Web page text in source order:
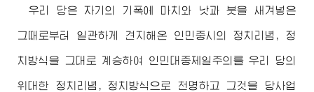
우리 당은 자기의 기폭에 마치와 낫과 붓을 새겨넣은
그때로부터 일관하게 견지해온 인민중시의 정치리념, 정
치방식을 그대로 계승하여 인민대중제일주의를 우리 당의
위대한 정치리념, 정치방식으로 천명하고 그것을 당사업